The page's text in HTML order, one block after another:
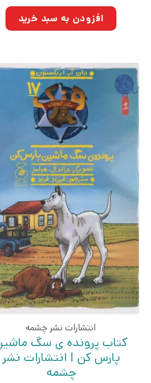
۳۲۰,۰۰۰تومان
بود.
افزودن به سبد خرید
انتشارات نشر چشمه
کتاب پرونده ی سگ
پارس کن | انتشارات نشر
چشمه